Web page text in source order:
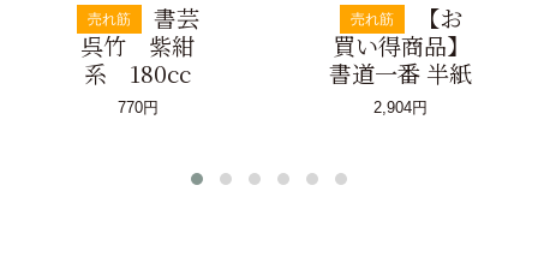
売れ筋
書芸
呉竹 紫紺
系 180cc
770円
売れ筋
【お
買い得商品】
書道一番 半紙
2,904円